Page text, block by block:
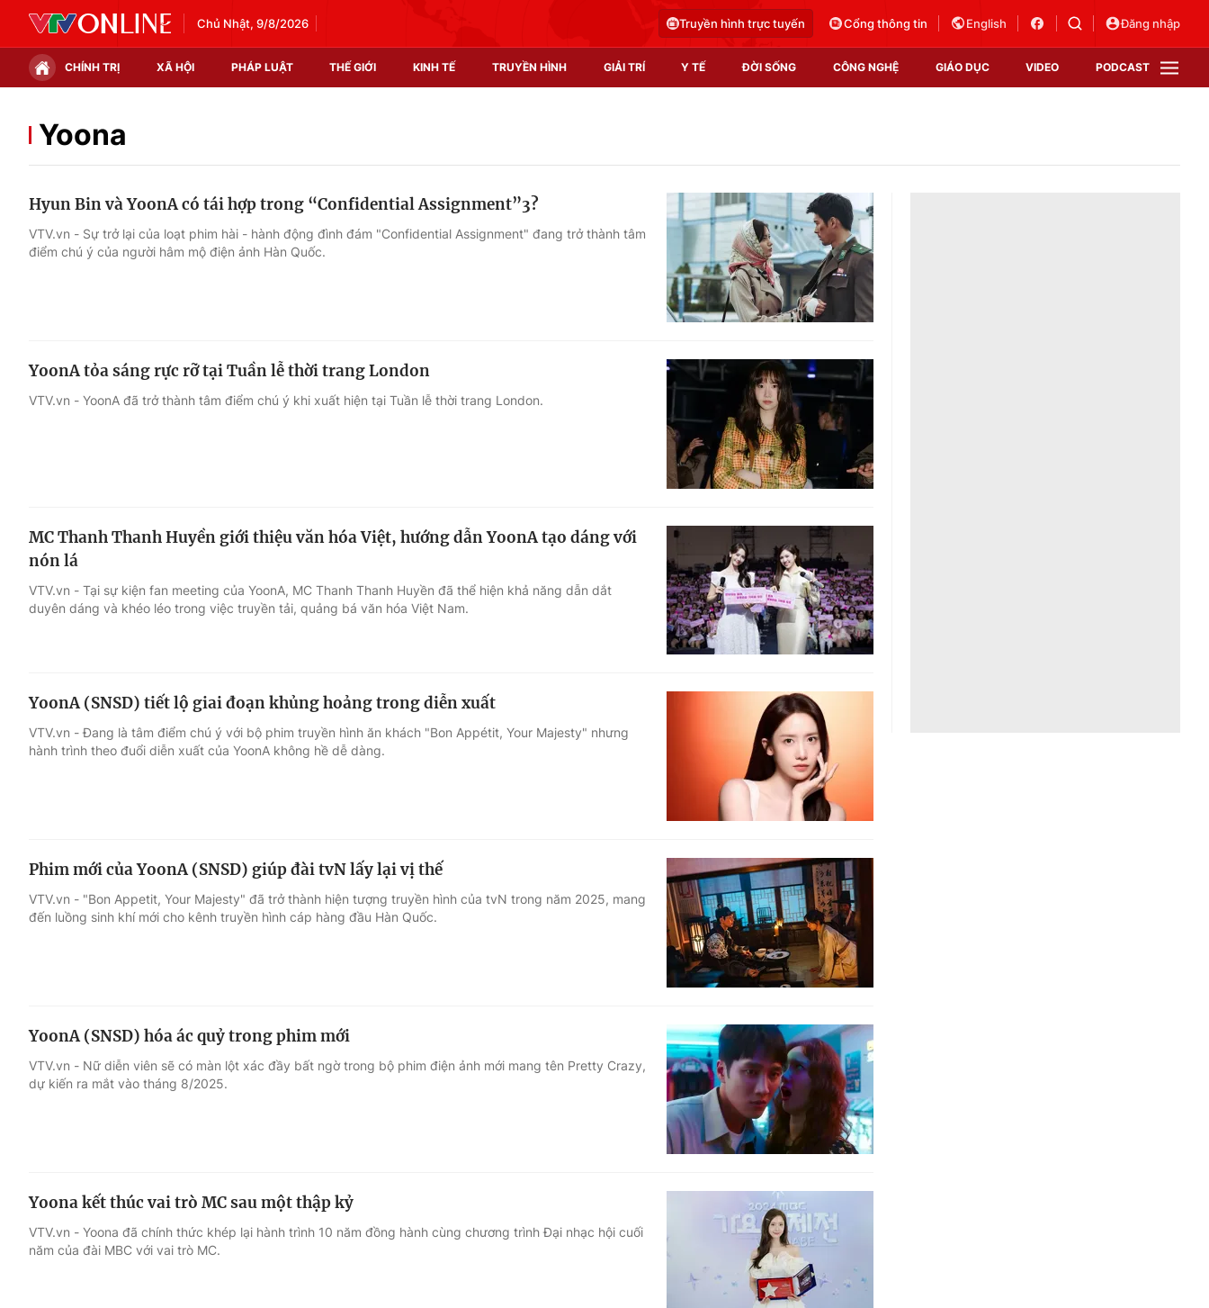
Chủ Nhật, 9/8/2026 Truyền hình trực tuyến Cổng thông tin English Đăng nhập
CHÍNH TRỊ XÃ HỘI PHÁP LUẬT THẾ GIỚI KINH TẾ TRUYỀN HÌNH GIẢI TRÍ Y TẾ ĐỜI SỐNG CÔNG NGHỆ GIÁO DỤC VIDEO PODCAST
Chính trị
Thế giới đó đây
Thị trường
Video
Shorts video
Podcast
EMagazine
Photo
Infographic
Góc ảnh
Điện ảnh
Âm nhạc
Sao
Du lịch
Chất lượng cuộc sống
Công nghệ
Hitech Công nghệ tương lai
Sản phẩm
Thị trường
Tư vấn
VTV Sức khoẻ
Yoona
Hyun Bin và YoonA có tái hợp trong “Confidential Assignment”3?
VTV.vn - Sự trở lại của loạt phim hài - hành động đình đám "Confidential Assignment" đang trở thành tâm
điểm chú ý của người hâm mộ điện ảnh Hàn Quốc.
YoonA tỏa sáng rực rỡ tại Tuần lễ thời trang London
VTV.vn - YoonA đã trở thành tâm điểm chú ý khi xuất hiện tại Tuần lễ thời trang London.
MC Thanh Thanh Huyền giới thiệu văn hóa Việt, hướng dẫn YoonA tạo dáng với
nón lá
VTV.vn - Tại sự kiện fan meeting của YoonA, MC Thanh Thanh Huyền đã thể hiện khả năng dẫn dắt
duyên dáng và khéo léo trong việc truyền tải, quảng bá văn hóa Việt Nam.
YoonA (SNSD) tiết lộ giai đoạn khủng hoảng trong diễn xuất
VTV.vn - Đang là tâm điểm chú ý với bộ phim truyền hình ăn khách "Bon Appétit, Your Majesty" nhưng
hành trình theo đuổi diễn xuất của YoonA không hề dễ dàng.
Phim mới của YoonA (SNSD) giúp đài tvN lấy lại vị thế
VTV.vn - "Bon Appetit, Your Majesty" đã trở thành hiện tượng truyền hình của tvN trong năm 2025, mang
đến luồng sinh khí mới cho kênh truyền hình cáp hàng đầu Hàn Quốc.
YoonA (SNSD) hóa ác quỷ trong phim mới
VTV.vn - Nữ diễn viên sẽ có màn lột xác đầy bất ngờ trong bộ phim điện ảnh mới mang tên Pretty Crazy,
dự kiến ra mắt vào tháng 8/2025.
Yoona kết thúc vai trò MC sau một thập kỷ
VTV.vn - Yoona đã chính thức khép lại hành trình 10 năm đồng hành cùng chương trình Đại nhạc hội cuối
năm của đài MBC với vai trò MC.